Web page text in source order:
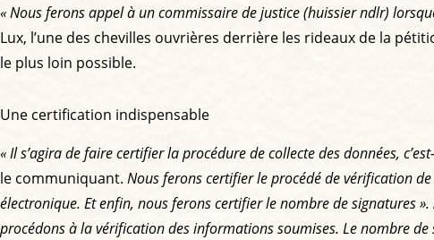
« Nous ferons appel à un commissaire de justice (huissier ndlr)
Lux, l’une des chevilles ouvrières derrière les rideaux de la
le plus loin possible.
Une certification indispensable
« Il s’agira de faire certifier la procédure de collecte des données,
le communiquant. Nous ferons certifier le procédé de vérification
électronique. Et enfin, nous ferons certifier le nombre de signatures ».
procédons à la vérification des informations soumises. Le nombre